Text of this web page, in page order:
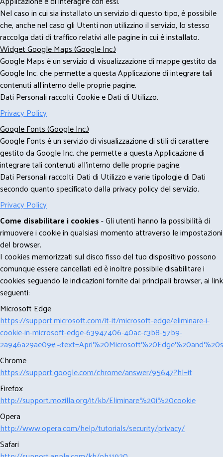
Nel caso in cui sia installato un servizio di questo tipo, è possibile
che, anche nel caso gli Utenti non utilizzino il servizio, lo stesso
raccolga dati di traffico relativi alle pagine in cui è installato.
Widget Google Maps (Google Inc.)
Google Maps è un servizio di visualizzazione di mappe gestito da
Google Inc. che permette a questa Applicazione di integrare tali
contenuti all'interno delle proprie pagine.
Dati Personali raccolti: Cookie e Dati di Utilizzo.
Privacy Policy
Google Fonts (Google Inc.)
Google Fonts è un servizio di visualizzazione di stili di carattere
gestito da Google Inc. che permette a questa Applicazione di
integrare tali contenuti all'interno delle proprie pagine.
Dati Personali raccolti: Dati di Utilizzo e varie tipologie di Dati
secondo quanto specificato dalla privacy policy del servizio.
Privacy Policy
Come disabilitare i cookies- Gli utenti hanno la possibilità di
rimuovere i cookie in qualsiasi momento attraverso le impostazioni
del browser.
I cookies memorizzati sul disco fisso del tuo dispositivo possono
comunque essere cancellati ed è inoltre possibile disabilitare i
cookies seguendo le indicazioni fornite dai principali browser, ai link
seguenti:
Microsoft Edge
https://support.microsoft.com/it-it/microsoft-edge/eliminare-i-
cookie-in-microsoft-edge-63947406-40ac-c3b8-57b9-
Chrome
https://support.google.com/chrome/answer/95647?hl=it
Firefox
http://support.mozilla.org/it/kb/Eliminare%20i%20cookie
Opera
http://www.opera.com/help/tutorials/security/privacy/
Safari